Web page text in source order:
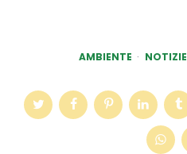
AMBIENTE NOTIZIE